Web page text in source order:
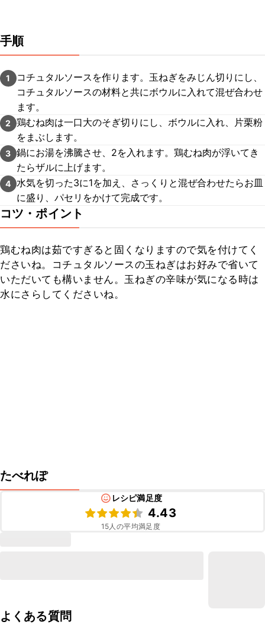
手順
1
コチュタルソースを作ります。玉ねぎをみじん切りにし、
コチュタルソースの材料と共にボウルに入れて混ぜ合わせ
ます。
2
鶏むね肉は一口大のそぎ切りにし、ボウルに入れ、片栗粉
をまぶします。
3 鍋にお湯を沸騰させ、2を入れます。鶏むね肉が浮いてき
たらザルに上げます。
4 水気を切った3に1を加え、さっくりと混ぜ合わせたらお皿
に盛り、パセリをかけて完成です。
コツ・ポイント
鶏むね肉は茹ですぎると固くなりますので気を付けてく
ださいね。コチュタルソースの玉ねぎはお好みで省いて
いただいても構いません。玉ねぎの辛味が気になる時は
水にさらしてくださいね。
たべれぽ
レシピ満足度
4.43
15人の平均満足度
よくある質問